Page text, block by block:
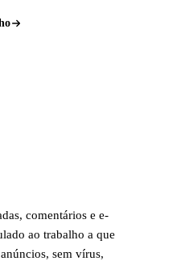
comentários e e-
ao trabalho a que
sem vírus,